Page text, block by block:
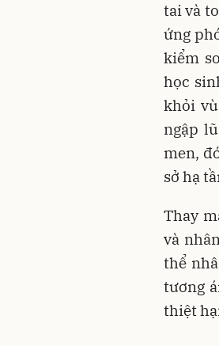
tai và
ứng
kiểm
học
khỏi
ngập
men,
sở hạ
Thay
và
thể
tương
thiệt